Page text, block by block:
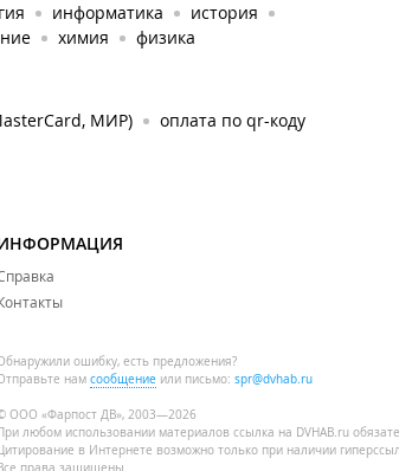
информатика
история
химия
физика
МИР)
оплата по qr-коду
ошибку, есть предложения?
нам сообщение или письмо: spr@dvhab.ru
ООО «Фарпост ДВ», 2003—2026
При любом использовании материалов ссылка на DVHAB.ru
Цитирование в Интернете возможно только при наличии